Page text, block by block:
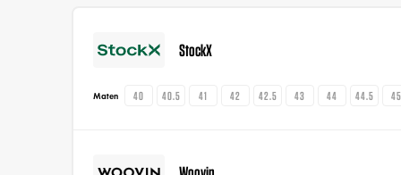
StockX
Maten 40 40.5 41 42 42.5 43 44 44.5 45